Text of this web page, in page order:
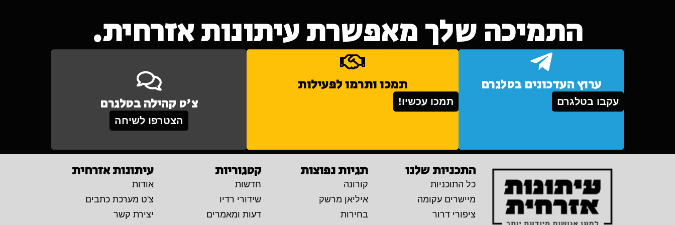
התמיכה שלך מאפשרת עיתונות אזרחית.
ערוץ העדכונים בטלגרם
עקבו בטלגרם
תמכו ותרמו לפעילות
תמכו עכשיו! צ'ט קהילה בטלגרם
הצטרפו לשיחה
התכניות שלנו
כל התוכניות
מיישרים עקומה
ציפורי דרור
תגיות נפוצות
קורונה
איליאן מרשק
בחירות
קטגוריות
חדשות
שידורי רדיו
דעות ומאמרים
עיתונות אזרחית
אודות
צ'ט מערכת כתבים
יצירת קשר